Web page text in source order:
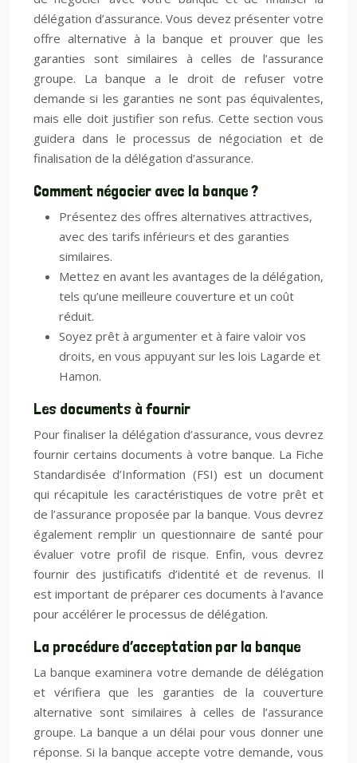
délégation d’assurance. Vous devez présenter votre
offre alternative à la banque et prouver que les
garanties sont similaires à celles de l’assurance
groupe. La banque a le droit de refuser votre
demande si les garanties ne sont pas équivalentes,
mais elle doit justifier son refus. Cette section vous
guidera dans le processus de négociation et de
finalisation de la délégation d’assurance.
Comment négocier avec la banque ?
Présentez des offres alternatives attractives,
avec des tarifs inférieurs et des garanties
similaires.
Mettez en avant les avantages de la délégation,
tels qu’une meilleure couverture et un coût
réduit.
Soyez prêt à argumenter et à faire valoir vos
droits, en vous appuyant sur les lois Lagarde et
Hamon.
Les documents à fournir
Pour finaliser la délégation d’assurance, vous devrez
fournir certains documents à votre banque. La Fiche
Standardisée d’Information (FSI) est un document
qui récapitule les caractéristiques de votre prêt et
de l’assurance proposée par la banque. Vous devrez
également remplir un questionnaire de santé pour
évaluer votre profil de risque. Enfin, vous devrez
fournir des justificatifs d’identité et de revenus. Il
est important de préparer ces documents à l’avance
pour accélérer le processus de délégation.
La procédure d’acceptation par la banque
La banque examinera votre demande de délégation
et vérifiera que les garanties de la couverture
alternative sont similaires à celles de l’assurance
groupe. La banque a un délai pour vous donner une
réponse. Si la banque accepte votre demande, vous